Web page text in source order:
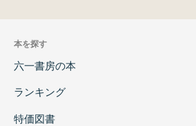
本を探す
六一書房の本
ランキング
特価図書